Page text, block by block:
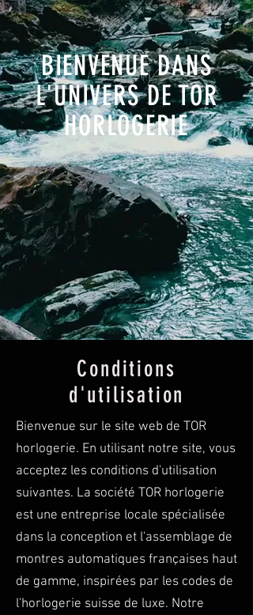
BIENVENUE DANS
L'UNIVERS DE TOR
HORLOGERIE
Conditions
d'utilisation
Bienvenue sur le site web de TOR
horlogerie. En utilisant notre site, vous
acceptez les conditions d'utilisation
suivantes. La société TOR horlogerie
est une entreprise locale spécialisée
dans la conception et l'assemblage de
montres automatiques françaises haut
de gamme, inspirées par les codes de
l'horlogerie suisse de luxe. Notre